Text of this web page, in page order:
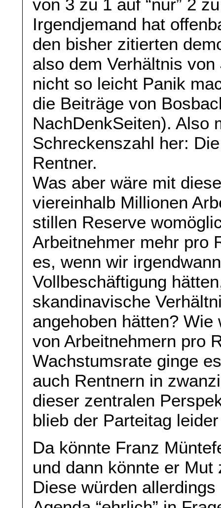
von 3 zu 1 auf “nur” 2
Irgendjemand hat
den bisher zitierten
also dem Verhältnis
nicht so leicht Panik
die Beiträge von
NachDenkSeiten). Also
Schreckenszahl her:
Rentner.
Was aber wäre mit
viereinhalb Millionen
stillen Reserve
Arbeitnehmer mehr pro
es, wenn wir
Vollbeschäftigung
skandinavische
angehoben hätten?
von Arbeitnehmern pro
Wachstumsrate ginge
auch Rentnern in
dieser zentralen
blieb der Parteitag
Da könnte Franz
und dann könnte er
Diese würden